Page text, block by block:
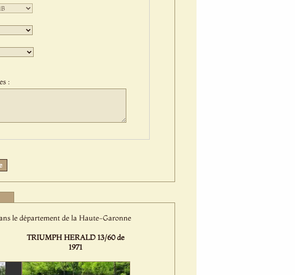
:
le département de la Haute-Garonne
TRIUMPH HERALD 13/60 de
1971